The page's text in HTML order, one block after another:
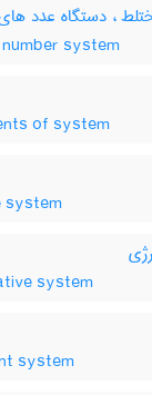
، دستگاه عدد
system
of system
system
system
system